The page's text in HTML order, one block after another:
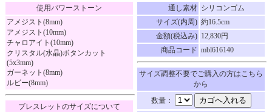
使用パワーストーン
アメジスト(8mm)
アメジスト(10mm)
チャロアイト(10mm)
クリスタル(水晶)ボタンカット
(5x3mm)
ガーネット(8mm)
ルビー(8mm)
ブレスレットのサイズについて
通し素材 シリコンゴム
サイズ(内周) 約16.5cm
金額(税込み) 12,830円
商品コード mbl616140
サイズ調整不要でご購入の方はこちら
から
数量：